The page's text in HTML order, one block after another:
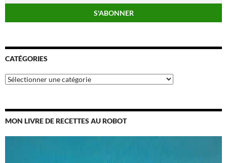
CATÉGORIES
Catégories
MON LIVRE DE RECETTES AU ROBOT